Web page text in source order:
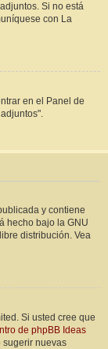
Si no está
con La
en el Panel de
y contiene
hecho bajo la GNU
distribución. Vea
Si usted cree que
de phpBB Ideas
sugerir nuevas